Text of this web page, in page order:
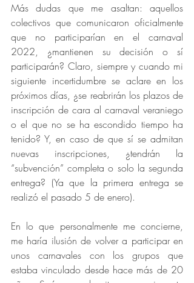
Más dudas que me asaltan: aquellos
colectivos que comunicaron oficialmente
que no participarían en el carnaval
2022, ¿mantienen su decisión o sí
participarán? Claro, siempre y cuando mi
siguiente incertidumbre se aclare en los
próximos días, ¿se reabrirán los plazos de
inscripción de cara al carnaval veraniego
o el que no se ha escondido tiempo ha
tenido? Y, en caso de que sí se admitan
nuevas inscripciones, ¿tendrán la
“subvención” completa o solo la segunda
entrega? (Ya que la primera entrega se
realizó el pasado 5 de enero).
En lo que personalmente me concierne,
me haría ilusión de volver a participar en
unos carnavales con los grupos que
estaba vinculado desde hace más de 20